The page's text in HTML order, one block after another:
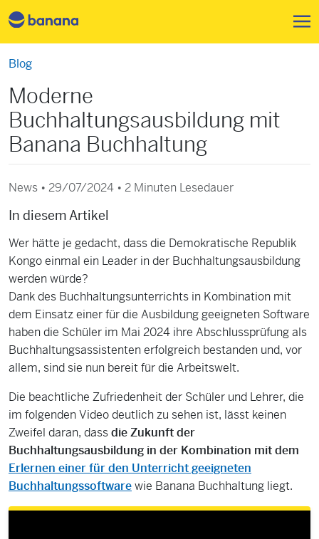
Blog
Moderne
Buchhaltungsausbildung mit
Banana Buchhaltung
News • 29/07/2024 • 2 Minuten Lesedauer
In diesem Artikel
Wer hätte je gedacht, dass die Demokratische Republik
Kongo einmal ein Leader in der Buchhaltungsausbildung
werden würde?
Dank des Buchhaltungsunterrichts in Kombination mit
dem Einsatz einer für die Ausbildung geeigneten Software
haben die Schüler im Mai 2024 ihre Abschlussprüfung als
Buchhaltungsassistenten erfolgreich bestanden und, vor
allem, sind sie nun bereit für die Arbeitswelt.
Die beachtliche Zufriedenheit der Schüler und Lehrer, die
im folgenden Video deutlich zu sehen ist, lässt keinen
Zweifel daran, dassdie Zukunft der
Buchhaltungsausbildung in der Kombination mit dem
Erlernen einer für den Unterricht geeigneten
Buchhaltungssoftwarewie Banana Buchhaltung liegt.